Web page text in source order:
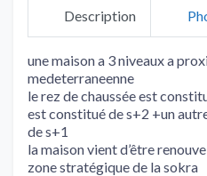
Description
une maison a 3 niveaux a
medeterraneenne
le rez de chaussée est
est constitué de s+2 +un
de s+1
la maison vient d’être
zone stratégique de la sokra